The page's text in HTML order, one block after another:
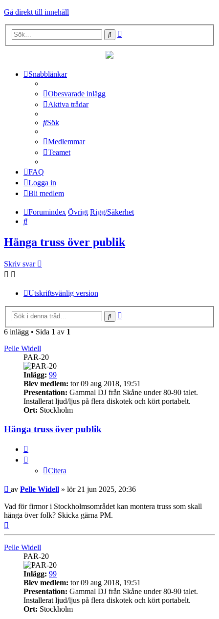
Gå direkt till innehåll
Sök
Snabblänkar
Obesvarade inlägg
Aktiva trådar
Sök
Medlemmar
Teamet
FAQ
Logga in
Bli medlem
Forumindex Övrigt Rigg/Säkerhet
Sök
Hänga truss över publik
Skriv svar
Utskriftsvänlig version
Sök
6 inlägg • Sida 1 av 1
Pelle Widell
PAR-20
Inlägg: 99
Blev medlem: tor 09 aug 2018, 19:51
Presentation: Gammal DJ från Skåne under 80-90 talet.
Installerat ljud/ljus på flera diskotek och kört portabelt.
Ort: Stockholm
Hänga truss över publik
Citera
Inlägg
av Pelle Widell » lör 21 jun 2025, 20:36
Vad för firmor i Stockholmsområdet kan montera truss som skall
hänga över folk? Skicka gärna PM.
Pelle Widell
PAR-20
Inlägg: 99
Blev medlem: tor 09 aug 2018, 19:51
Presentation: Gammal DJ från Skåne under 80-90 talet.
Installerat ljud/ljus på flera diskotek och kört portabelt.
Ort: Stockholm